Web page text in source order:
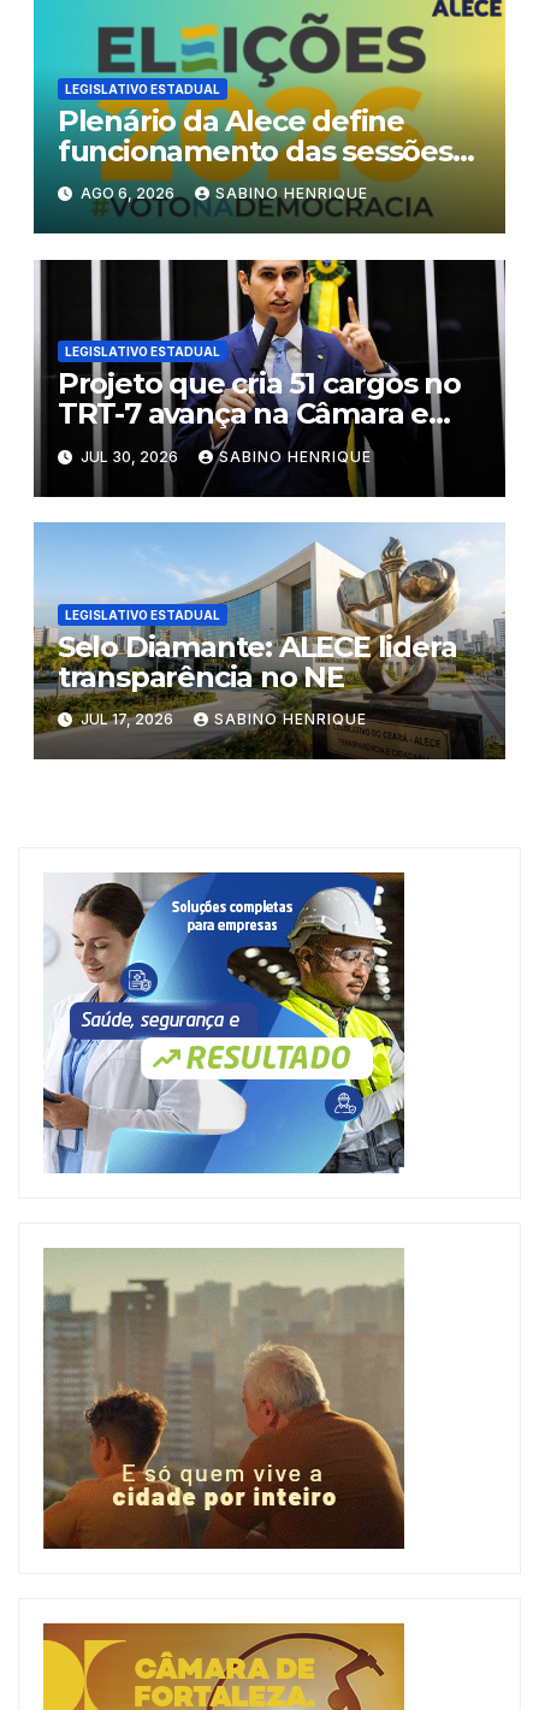
LEGISLATIVO ESTADUAL
Plenário da Alece define
funcionamento das sessões
durante o período eleitoral
AGO 6, 2026 SABINO HENRIQUE
LEGISLATIVO ESTADUAL
Projeto que cria 51 cargos no
TRT-7 avança na Câmara e
segue ao Plenário
JUL 30, 2026 SABINO HENRIQUE
LEGISLATIVO ESTADUAL
Selo Diamante: ALECE lidera
transparência no NE
JUL 17, 2026 SABINO HENRIQUE